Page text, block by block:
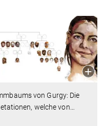
von Gurgy: Die
welche von